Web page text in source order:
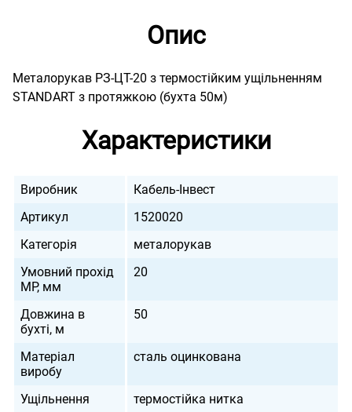
Опис
Металорукав РЗ-ЦТ-20 з термостійким ущільненням
STANDART з протяжкою (бухта 50м)
Характеристики
Виробник
Кабель-Інвест
Артикул
1520020
Категорія
металорукав
Умовний прохід
МР, мм
20
Довжина в
бухті, м
50
Матеріал
виробу
сталь оцинкована
Ущільнення
термостійка нитка